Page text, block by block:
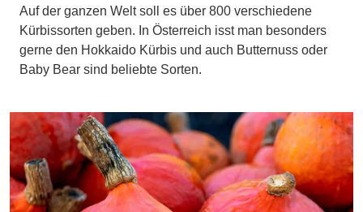
Auf der ganzen Welt soll es über 800 verschiedene
Kürbissorten geben. In Österreich isst man besonders
gerne den Hokkaido Kürbis und auch Butternuss oder
Baby Bear sind beliebte Sorten.